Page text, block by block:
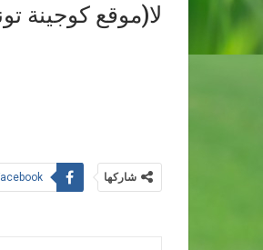
لا(موقع كوجينة
شاركها